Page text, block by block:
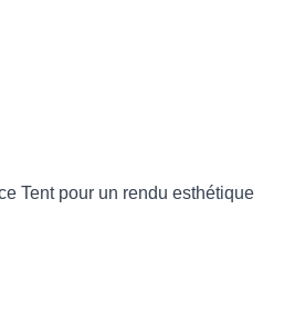
Tent pour un rendu esthétique